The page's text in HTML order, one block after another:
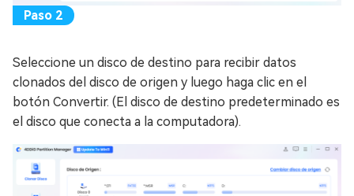
Seleccione un disco de destino para recibir datos
clonados del disco de origen y luego haga clic en el
botón Convertir. (El disco de destino predeterminado es
el disco que conecta a la computadora).